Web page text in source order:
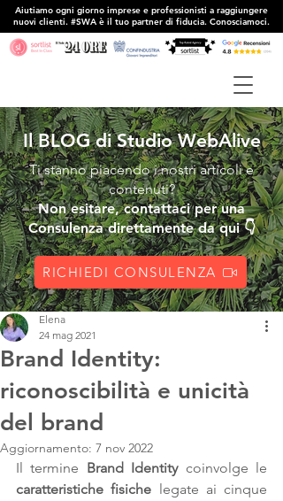
Aiutiamo ogni giorno imprese e professionisti a raggiungere
nuovi clienti. #SWA è il tuo partner di fiducia. Conosciamoci.
Il BLOG di Studio WebAlive
Ti stanno piacendo i nostri articoli e
contenuti?
Non esitare, contattaci per una
Consulenza direttamente da qui 👇
RICHIEDI CONSULENZA
Brand Identity:
riconoscibilità e unicità
del brand
Elena
24 mag 2021
Aggiornamento: 7 nov 2022
Il termine Brand Identity
caratteristiche fisiche legate ai cinque